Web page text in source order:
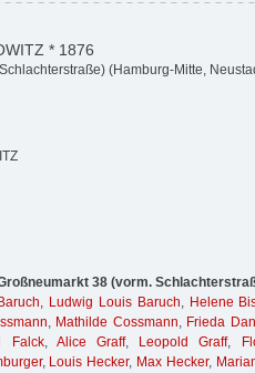
* 1876
(Hamburg-Mitte,
38 (vorm.
, Ludwig Louis Baruch, Helene
, Mathilde Cossmann, Frieda
Falck, Alice Graff, Leopold Graff,
, Louis Hecker, Max Hecker,